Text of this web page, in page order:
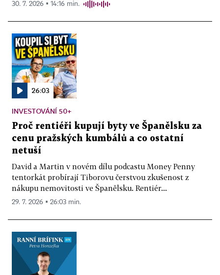
30. 7. 2026 ▪ 14:16 min.
26:03
INVESTOVÁNÍ 50+
Proč rentiéři kupují byty ve Španělsku za
cenu pražských kumbálů a co ostatní
netuší
David a Martin v novém dílu podcastu Money Penny
tentorkát probírají Tiborovu čerstvou zkušenost z
nákupu nemovitosti ve Španělsku. Rentiér...
29. 7. 2026 ▪ 26:03 min.